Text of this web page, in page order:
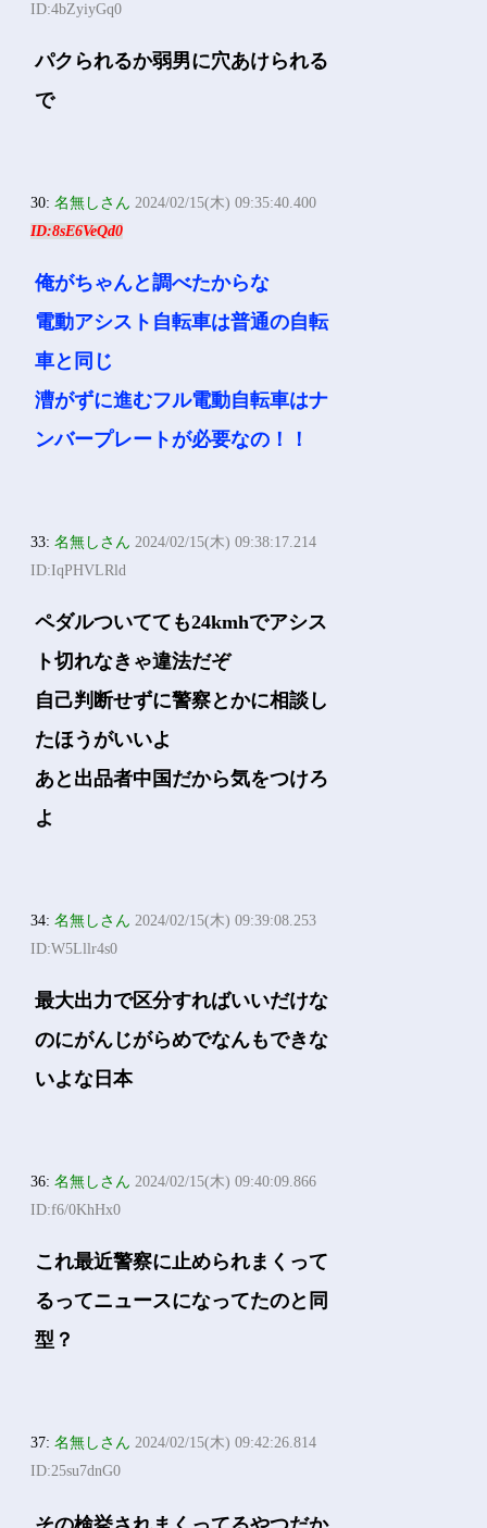
ID:4bZyiyGq0
パクられるか弱男に穴あけられる
で
30:名無しさん 2024/02/15(木) 09:35:40.400
ID:8sE6VeQd0
俺がちゃんと調べたからな
電動アシスト自転車は普通の自転
車と同じ
漕がずに進むフル電動自転車はナ
ンバープレートが必要なの！！
33:名無しさん 2024/02/15(木) 09:38:17.214
ID:IqPHVLRld
ペダルついてても24kmhでアシス
ト切れなきゃ違法だぞ
自己判断せずに警察とかに相談し
たほうがいいよ
あと出品者中国だから気をつけろ
よ
34:名無しさん 2024/02/15(木) 09:39:08.253
ID:W5Lllr4s0
最大出力で区分すればいいだけな
のにがんじがらめでなんもできな
いよな日本
36:名無しさん 2024/02/15(木) 09:40:09.866
ID:f6/0KhHx0
これ最近警察に止められまくって
るってニュースになってたのと同
型？
37:名無しさん 2024/02/15(木) 09:42:26.814
ID:25su7dnG0